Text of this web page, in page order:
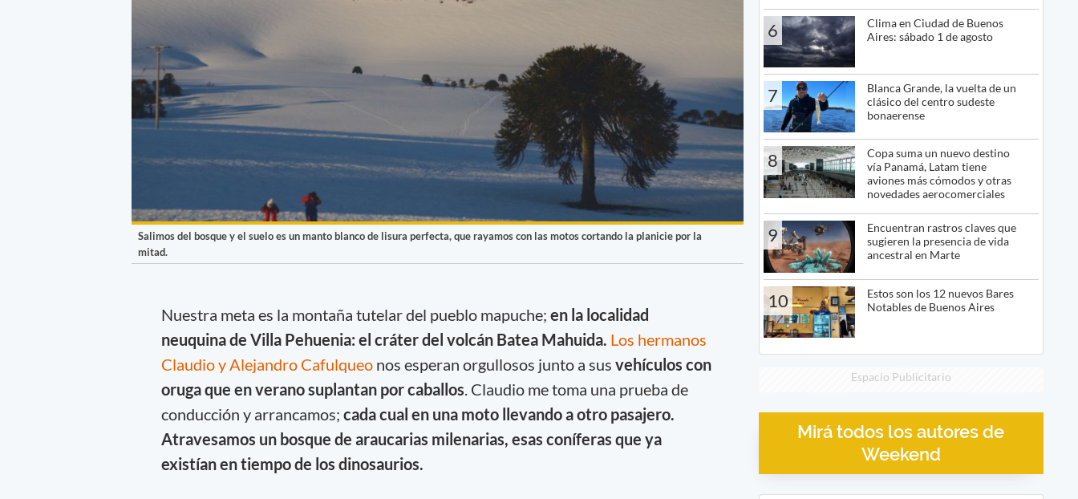
Salimos del bosque y el suelo es un manto blanco de lisura perfecta, que rayamos con las motos cortando la planicie por la
mitad.
Nuestra meta es la montaña tutelar del pueblo mapuche; en la localidad
neuquina de Villa Pehuenia: el cráter del volcán Batea Mahuida. Los hermanos
Claudio y Alejandro Cafulqueonos esperan orgullosos junto a sus vehículos con
oruga que en verano suplantan por caballos . Claudio me toma una prueba de
conducción y arrancamos; cada cual en una moto llevando a otro pasajero.
Atravesamos un bosque de araucarias milenarias, esas coníferas que ya
existían en tiempo de los dinosaurios.
6
Clima en Ciudad de Buenos
Aires: sábado 1 de agosto
7
Blanca Grande, la vuelta de un
clásico del centro sudeste
bonaerense
8
Copa suma un nuevo destino
vía Panamá, Latam tiene
aviones más cómodos y otras
novedades aerocomerciales
9
Encuentran rastros claves que
sugieren la presencia de vida
ancestral en Marte
10
Estos son los 12 nuevos Bares
Notables de Buenos Aires
Espacio Publicitario
Mirá todos los autores de
Weekend